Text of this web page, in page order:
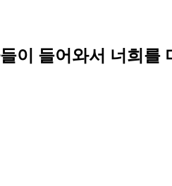
이 들어와서 너희를